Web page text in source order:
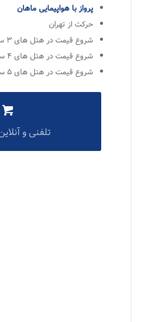
پرواز با هواپیمایی ماهان
حرکت از تهران
شروع قیمت در هتل های ۳ ستاره از ۴۹.۸۹۰.۰۰۰ تومان
شروع قیمت در هتل های ۴ ستاره از ۵۳.۶۱۰.۰۰۰ تومان
شروع قیمت در هتل های ۵ ستاره از ۶۸.۶۹۰.۰۰۰ تومان
تلفنی و